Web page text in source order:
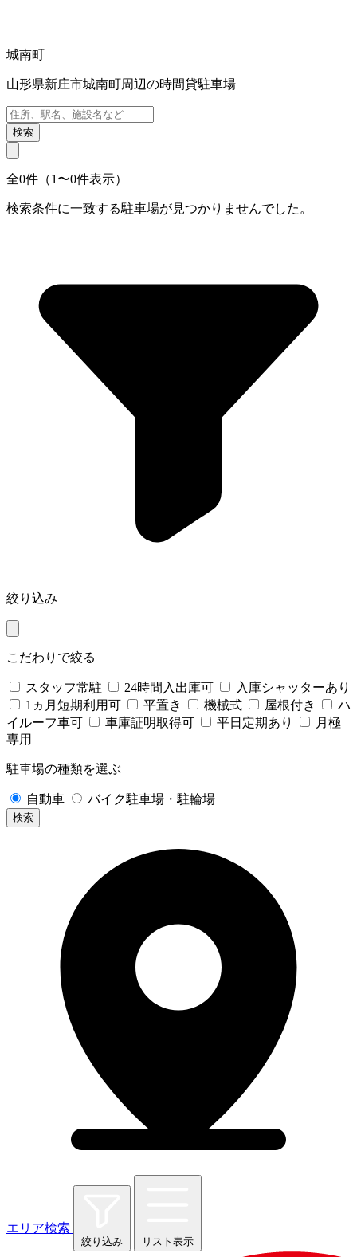
城南町
山形県新庄市城南町周辺の時間貸駐車場
検索
全0件（1〜0件表示）
検索条件に一致する駐車場が見つかりませんでした。
絞り込み
こだわりで絞る
スタッフ常駐 24時間入出庫可
入庫シャッターあり
1ヵ月短期利用可
平置き 機械式 屋根付き
ハ
イルーフ車可
車庫証明取得可 平日定期あり
月極
専用
駐車場の種類を選ぶ
自動車 バイク駐車場・駐輪場
検索
エリア検索
絞り込み リスト表示